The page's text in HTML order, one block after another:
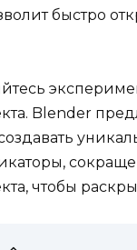
быстро
Blender
чтобы